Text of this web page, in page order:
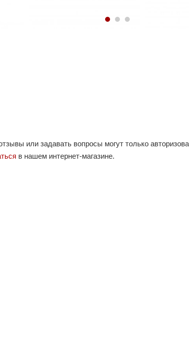
или задавать вопросы могут только
в нашем интернет-магазине.